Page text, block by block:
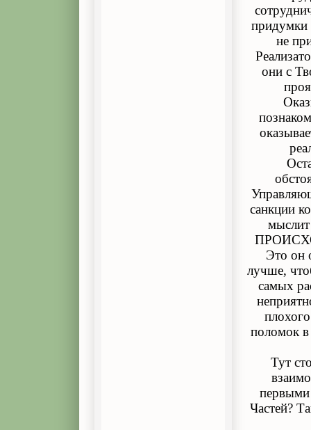
придумки
не
они с
санкции
Это он
лучше,
самых
поломок в
Тут
первыми
Частей?